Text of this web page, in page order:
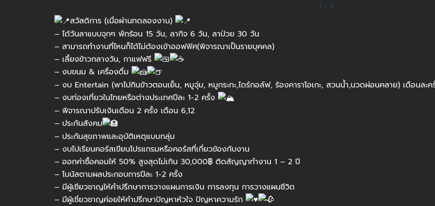
1 / 4
สวัสดิการ (เมื่อผ่านทดลองงาน)
– ได้วันลาแบบจุกๆ พักร้อน 15 วัน, ลากิจ 6 วัน, ลาป่วย 30 วัน
– สามารถทำงานที่ไหนก็ได้ไม่ต้องเข้าออฟฟิศ(พิจารณาเป็นรายบุคคล)
– เลี้ยงข้าวกลางวัน, กาแฟฟรี
– งบขนม & เครื่องดื่ม
– งบ Entertain (พาไปกินข้าวตอนเย็น, หมูจุ่ม, หมูกระทะ,ไดร์กอล์ฟ, ร้องคาราโอเกะ, สวนน้ำ,นวดผ่อนคลาย) เดือนละค
– งบท่องเที่ยวในไทยหรือต่างประเทศปีละ 1-2 ครั้ง
– พิจารณาปรับเงินเดือน 2 ครั้ง เดือน 6,12
– ประกันสังคม
– ประกันสุขภาพและอุบัติเหตุแบบกลุ่ม
– งบไปเรียนคอร์สเขียนโปรแกรมหรือคอร์สที่เกี่ยวข้องกับงาน
– ออกค่าซื้อคอมให้ 50% สูงสุดไม่เกิน 30,000฿ ติดสัญญาทำงาน 1 – 2 ปี
– โบนัสตามผลประกอบการปีละ 1-2 ครั้ง
– มีผู้เชียวชาญให้คำปรึกษาการวางแผนการเงิน การลงทุน การวางแผนชีวิต
– มีผู้เชี่ยวชาญค่อยให้คำปรึกษาปัญหาหัวใจ ปัญหาความรัก